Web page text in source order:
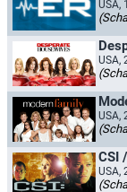
USA,
USA,
USA,
CSI
USA,